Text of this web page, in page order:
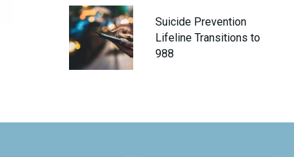
Suicide Prevention
Lifeline Transitions to
988